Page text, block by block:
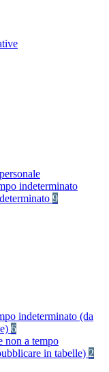
indeterminato
9
indeterminato (da
6
non a tempo
in tabelle) 2